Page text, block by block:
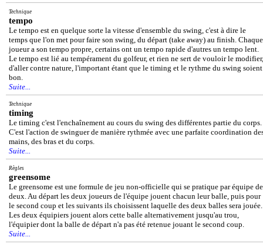
Technique
tempo
Le tempo est en quelque sorte la vitesse d'ensemble du swing, c'est à dire le
temps que l'on met pour faire son swing, du départ (take away) au finish. Chaque
joueur a son tempo propre, certains ont un tempo rapide d'autres un tempo lent.
Le tempo est lié au tempérament du golfeur, et rien ne sert de vouloir le modifier,
d'aller contre nature, l'important étant que le timing et le rythme du swing soient
bon.
Suite...
Technique
timing
Le timing c'est l'enchaînement au cours du swing des différentes partie du corps.
C'est l'action de swinguer de manière rythmée avec une parfaite coordination
mains, des bras et du corps.
Suite...
Règles
greensome
Le greensome est une formule de jeu non-officielle qui se pratique par équipe de
deux. Au départ les deux joueurs de l'équipe jouent chacun leur balle, puis pour
le second coup et les suivants ils choisissent laquelle des deux balles sera jouée.
Les deux équipiers jouent alors cette balle alternativement jusqu'au trou,
l'équipier dont la balle de départ n'a pas été retenue jouant le second coup.
Suite...